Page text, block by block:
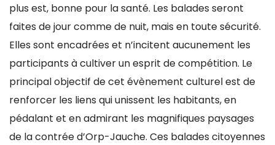
plus est, bonne pour la santé. Les balades seront
faites de jour comme de nuit, mais en toute sécurité.
Elles sont encadrées et n’incitent aucunement les
participants à cultiver un esprit de compétition. Le
principal objectif de cet évènement culturel est de
renforcer les liens qui unissent les habitants, en
pédalant et en admirant les magnifiques paysages
de la contrée d’Orp-Jauche. Ces balades citoyennes